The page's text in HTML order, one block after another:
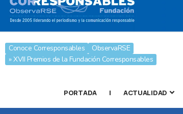
Conoce Corresponsables
ObservaRSE
» XVII Premios de la Fundación Corresponsables
PORTADA | ACTUALIDAD